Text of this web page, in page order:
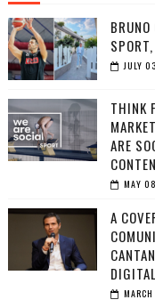
JULY
THINK
ARE
MAY
A